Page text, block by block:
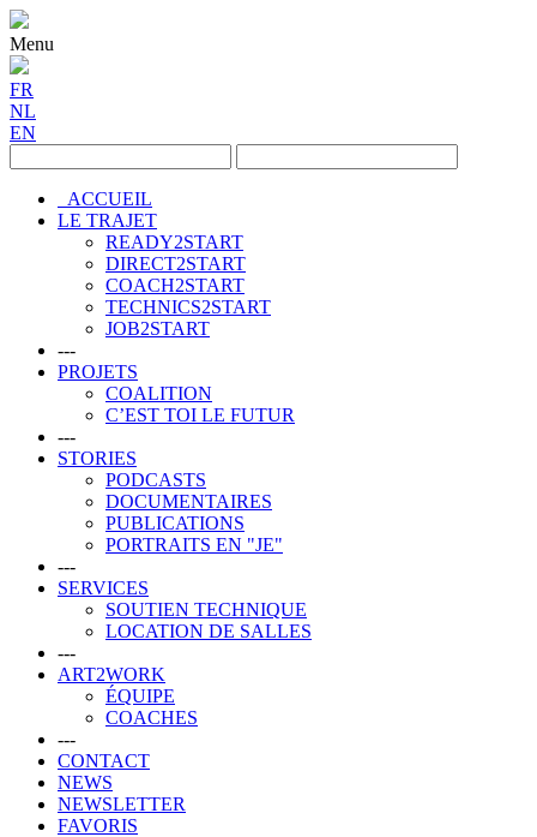
Menu
FR
NL
EN
ACCUEIL
LE TRAJET
READY2START
DIRECT2START
COACH2START
TECHNICS2START
JOB2START
---
PROJETS
COALITION
C’EST TOI LE FUTUR
---
STORIES
PODCASTS
DOCUMENTAIRES
PUBLICATIONS
PORTRAITS EN "JE"
---
SERVICES
SOUTIEN TECHNIQUE
LOCATION DE SALLES
---
ART2WORK
ÉQUIPE
COACHES
---
CONTACT
NEWS
NEWSLETTER
FAVORIS